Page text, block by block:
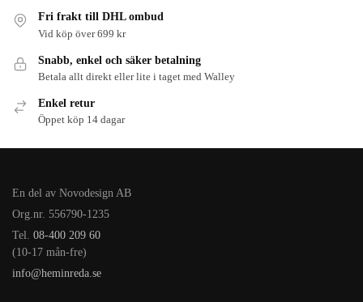
Fri frakt till DHL ombud
Vid köp över 699 kr
Snabb, enkel och säker betalning
Betala allt direkt eller lite i taget med Walley
Enkel retur
Öppet köp 14 dagar
En del av Novodesign AB
Org.nr. 556790-1235
Tel. 08-400 209 60
(10-17 mån-fre)
info@heminreda.se